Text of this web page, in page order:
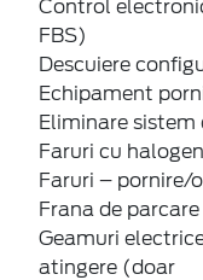
Control
FBS)
Descuiere
Echipament
Eliminare
Faruri cu halogen
Faruri – pornire/
Frana de
Geamuri
atingere (doar